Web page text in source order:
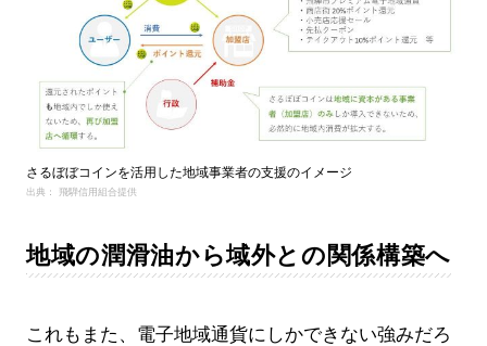
さるぼぼコインを活用した地域事業者の支援のイメージ
出典： 飛騨信用組合提供
地域の潤滑油から域外との関係構築へ
これもまた、電子地域通貨にしかできない強みだろ